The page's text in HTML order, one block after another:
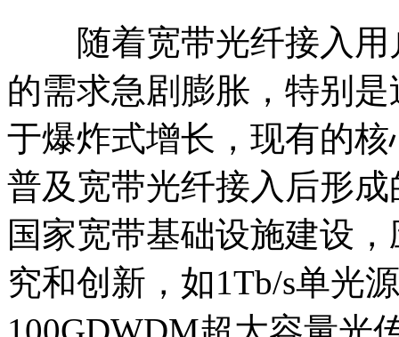
随着宽带光纤接入用
的需求急剧膨胀，特别
于爆炸式增长，现有的
普及宽带光纤接入后形
国家宽带基础设施建设
究和创新，如1Tb/s单光